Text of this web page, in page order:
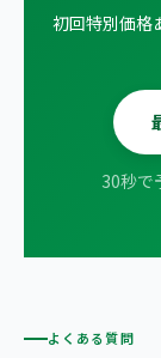
初回特別価格
30秒で
よくある質問